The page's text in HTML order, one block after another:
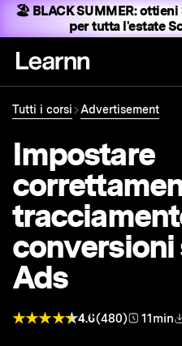
🏖️ BLACK SUMMER:ottieni
per tutta l'estate
Tutti i corsi Advertisement
Impostare
conversioni
Ads
4.6(480) 11min